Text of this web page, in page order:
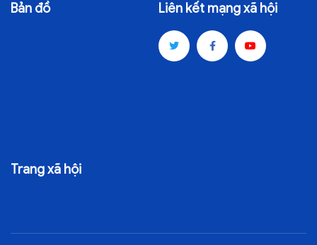
Bản đồ Liên kết mạng xã hội
Trang xã hội